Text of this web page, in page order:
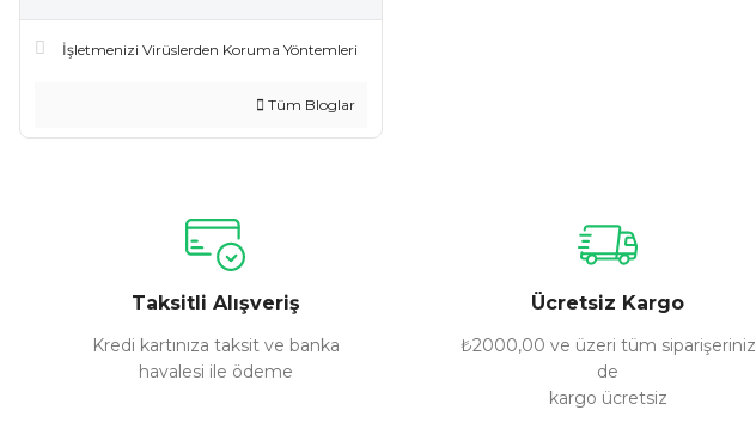
İşletmenizi Virüslerden Koruma Yöntemleri
Tüm Bloglar
Taksitli Alışveriş
Kredi kartınıza taksit ve banka
havalesi ile ödeme
Ücretsiz Kargo
₺2000,00 ve üzeri tüm siparişeriniz
de
kargo ücretsiz